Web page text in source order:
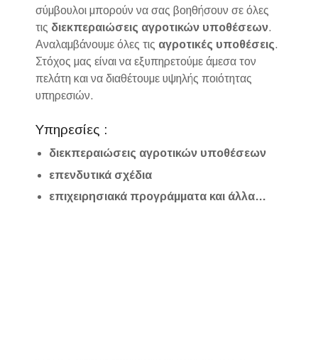
σύμβουλοι μπορούν να σας βοηθήσουν σε όλες
τις διεκπεραιώσεις αγροτικών υποθέσεων.
Αναλαμβάνουμε όλες τις αγροτικές υποθέσεις.
Στόχος μας είναι να εξυπηρετούμε άμεσα τον
πελάτη και να διαθέτουμε υψηλής ποιότητας
υπηρεσιών.
Υπηρεσίες :
διεκπεραιώσεις αγροτικών υποθέσεων
επενδυτικά σχέδια
επιχειρησιακά προγράμματα και άλλα…